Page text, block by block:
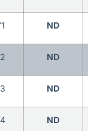
ND
ND
ND
ND